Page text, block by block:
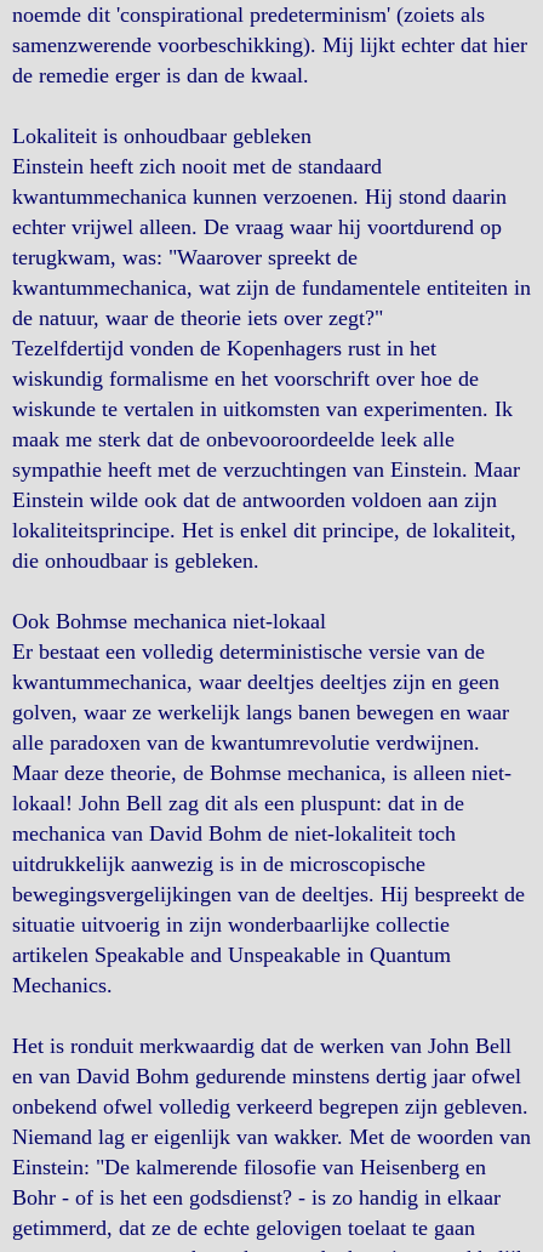
noemde dit 'conspirational predeterminism' (zoiets als
samenzwerende voorbeschikking). Mij lijkt echter dat hier
de remedie erger is dan de kwaal.
Lokaliteit is onhoudbaar gebleken
Einstein heeft zich nooit met de standaard
kwantummechanica kunnen verzoenen. Hij stond daarin
echter vrijwel alleen. De vraag waar hij voortdurend op
terugkwam, was: "Waarover spreekt de
kwantummechanica, wat zijn de fundamentele entiteiten in
de natuur, waar de theorie iets over zegt?"
Tezelfdertijd vonden de Kopenhagers rust in het
wiskundig formalisme en het voorschrift over hoe de
wiskunde te vertalen in uitkomsten van experimenten. Ik
maak me sterk dat de onbevooroordeelde leek alle
sympathie heeft met de verzuchtingen van Einstein. Maar
Einstein wilde ook dat de antwoorden voldoen aan zijn
lokaliteitsprincipe. Het is enkel dit principe, de lokaliteit,
die onhoudbaar is gebleken.
Ook Bohmse mechanica niet-lokaal
Er bestaat een volledig deterministische versie van de
kwantummechanica, waar deeltjes deeltjes zijn en geen
golven, waar ze werkelijk langs banen bewegen en waar
alle paradoxen van de kwantumrevolutie verdwijnen.
Maar deze theorie, de Bohmse mechanica, is alleen niet-
lokaal! John Bell zag dit als een pluspunt: dat in de
mechanica van David Bohm de niet-lokaliteit toch
uitdrukkelijk aanwezig is in de microscopische
bewegingsvergelijkingen van de deeltjes. Hij bespreekt de
situatie uitvoerig in zijn wonderbaarlijke collectie
artikelen Speakable and Unspeakable in Quantum
Mechanics.
Het is ronduit merkwaardig dat de werken van John Bell
en van David Bohm gedurende minstens dertig jaar ofwel
onbekend ofwel volledig verkeerd begrepen zijn gebleven.
Niemand lag er eigenlijk van wakker. Met de woorden van
Einstein: "De kalmerende filosofie van Heisenberg en
Bohr - of is het een godsdienst? - is zo handig in elkaar
getimmerd, dat ze de echte gelovigen toelaat te gaan